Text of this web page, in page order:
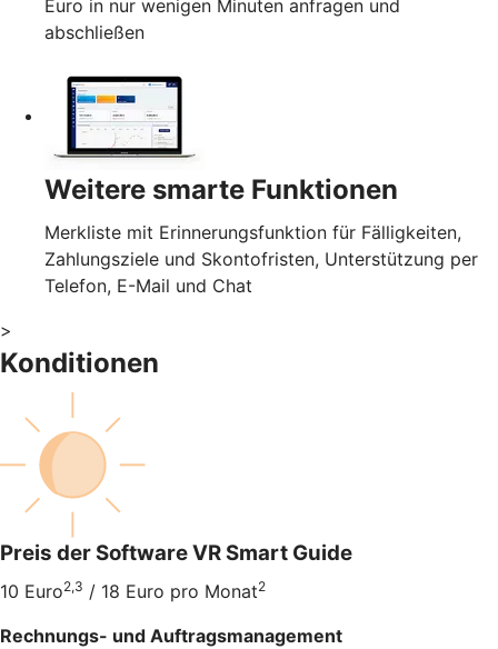
Euro in nur wenigen Minuten anfragen und
abschließen
Weitere smarte Funktionen
Merkliste mit Erinnerungsfunktion für Fälligkeiten,
Zahlungsziele und Skontofristen, Unterstützung per
Telefon, E-Mail und Chat
>
Konditionen
Preis der Software VR Smart Guide
10 Euro2,3 / 18 Euro pro Monat2
Rechnungs- und Auftragsmanagement